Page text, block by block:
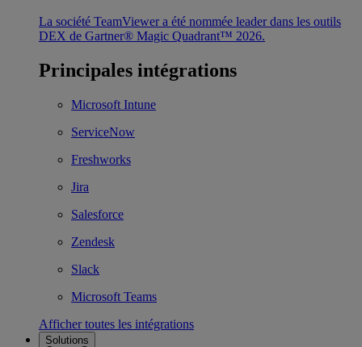
La société TeamViewer a été nommée leader dans les outils
DEX de Gartner® Magic Quadrant™ 2026.
Principales intégrations
Microsoft Intune
ServiceNow
Freshworks
Jira
Salesforce
Zendesk
Slack
Microsoft Teams
Afficher toutes les intégrations
Solutions